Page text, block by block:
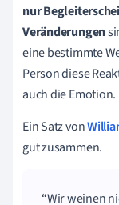
nur
Veränderungen
eine bestimmte
Person diese
auch die Emotion.
Ein Satz von
gut zusammen.
Wir weinen